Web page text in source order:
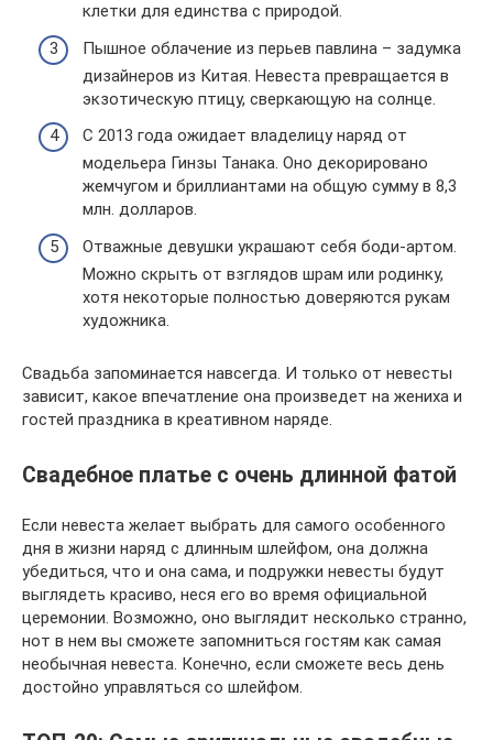
клетки для единства с природой.
Пышное облачение из перьев павлина – задумка
дизайнеров из Китая. Невеста превращается в
экзотическую птицу, сверкающую на солнце.
С 2013 года ожидает владелицу наряд от
модельера Гинзы Танака. Оно декорировано
жемчугом и бриллиантами на общую сумму в 8,3
млн. долларов.
Отважные девушки украшают себя боди-артом.
Можно скрыть от взглядов шрам или родинку,
хотя некоторые полностью доверяются рукам
художника.
Свадьба запоминается навсегда. И только от невесты
зависит, какое впечатление она произведет на жениха и
гостей праздника в креативном наряде.
Свадебное платье с очень длинной фатой
Если невеста желает выбрать для самого особенного
дня в жизни наряд с длинным шлейфом, она должна
убедиться, что и она сама, и подружки невесты будут
выглядеть красиво, неся его во время официальной
церемонии. Возможно, оно выглядит несколько странно,
нот в нем вы сможете запомниться гостям как самая
необычная невеста. Конечно, если сможете весь день
достойно управляться со шлейфом.